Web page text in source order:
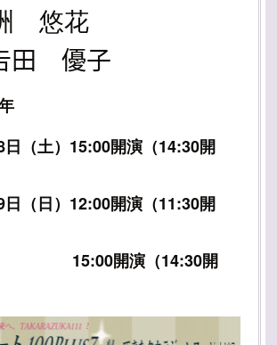
悠花
田 優子
土）15:00開演（14:30開
日）12:00開演（11:30開
開演（14:30開